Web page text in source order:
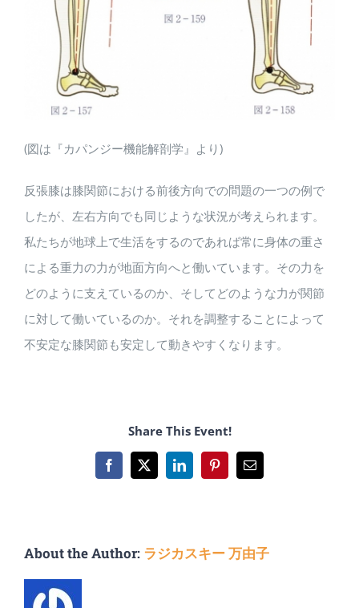
(図は『カパンジー機能解剖学』より)
反張膝は膝関節における前後方向での問題の一つの例で
したが、左右方向でも同じような状況が考えられます。
私たちが地球上で生活をするのであれば常に身体の重さ
による重力の力が地面方向へと働いています。その力を
どのように支えているのか、そしてどのような力が関節
に対して働いているのか。それを調整することによって
不安定な膝関節も安定して動きやすくなります。
Share This Event!
Facebook
X LinkedInPinterestEmail
About the Author: ラジカスキー 万由子